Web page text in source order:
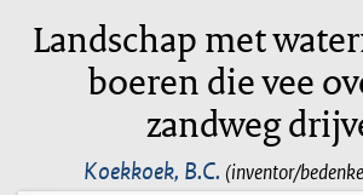
Landschap met
boeren die vee
zandweg
Koekkoek, B.C. (inventor/